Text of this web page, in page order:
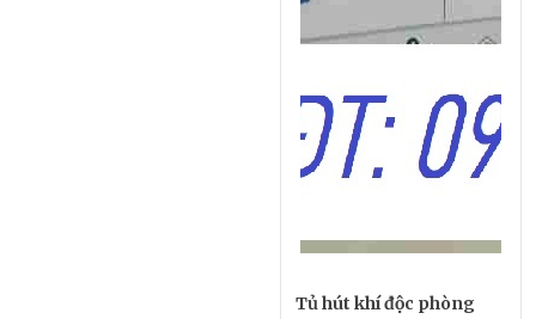
Tủ hút khí độc phòng